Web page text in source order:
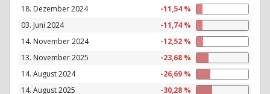
18. Dezember 2024
-11,54 %
03. Juni 2024
-11,74 %
14. November 2024
-12,52 %
13. November 2025
-23,68 %
14. August 2024
-26,69 %
14. August 2025
-30,28 %